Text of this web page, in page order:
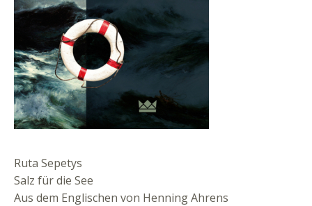
Ruta Sepetys
Salz für die See
Aus dem Englischen von Henning Ahrens